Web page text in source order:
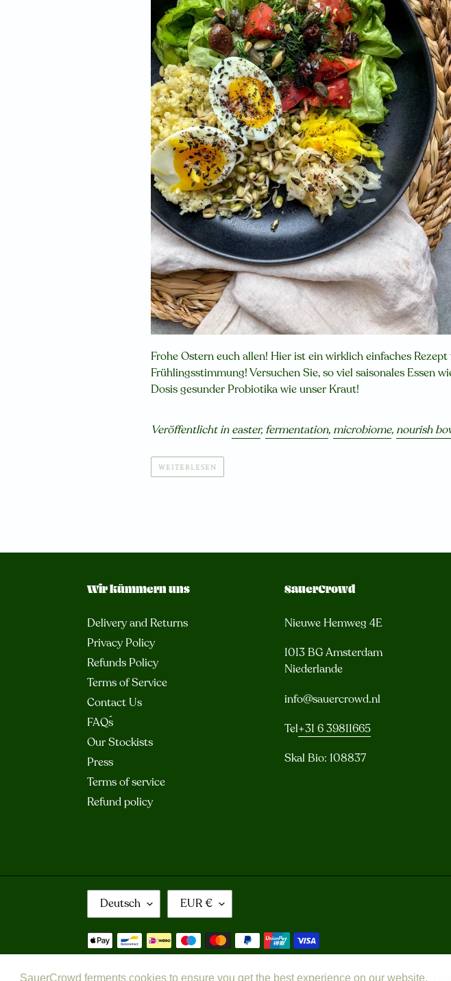
SauerCrowd ferments cookies to ensure you get the best experience on our website.
Frohe Ostern euch allen! Hier ist ein wirklich einfaches
Frühlingsstimmung! Versuchen Sie, so viel saisonales Essen
Dosis gesunder Probiotika wie unser Kraut!
Veröffentlicht ineaster, fermentation, microbiome, nourish
WEITERLESEN
Wir kümmern uns
Delivery and Returns
Privacy Policy
Refunds Policy
Terms of Service
Contact Us
FAQ´s
Our Stockists
Press
Terms of service
Refund policy
SauerCrowd
Nieuwe Hemweg 4E
1013 BG Amsterdam
Niederlande
info@sauercrowd.nl
Tel+31 6 39811665
Skal Bio: 108837
P
R
A
Deutsch
W
Ä
H
R
EUR €
Zahlungsarten